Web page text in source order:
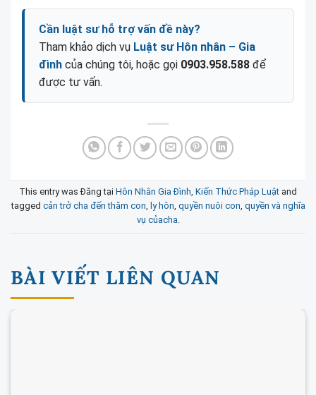
Cần luật sư hỗ trợ vấn đề này?
Tham khảo dịch vụ Luật sư Hôn nhân – Gia
đình của chúng tôi, hoặc gọi 0903.958.588 để
được tư vấn.
This entry was Đăng tại Hôn Nhân Gia Đình, Kiến Thức Pháp Luật and
tagged cản trở cha đến thăm con, ly hôn, quyền nuôi con, quyền và nghĩa
vụ củacha.
BÀI VIẾT LIÊN QUAN